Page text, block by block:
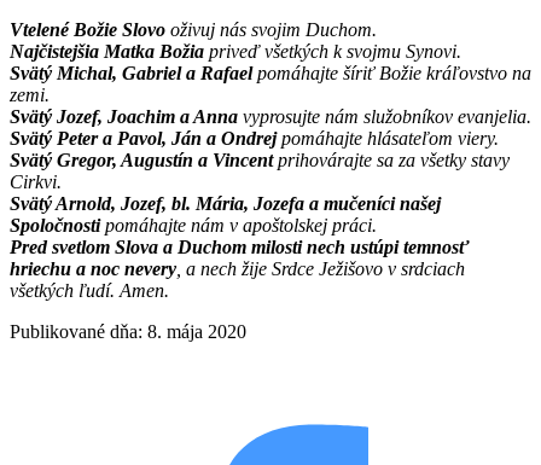
Vtelené Božie Slovo oživuj nás svojim Duchom.
Najčistejšia Matka Božia priveď všetkých k svojmu Synovi.
Svätý Michal, Gabriel a Rafaelpomáhajte šíriť Božie kráľovstvo na
zemi.
Svätý Jozef, Joachim a Anna vyprosujte nám služobníkov evanjelia.
Svätý Peter a Pavol, Ján a Ondrejpomáhajte hlásateľom viery.
Svätý Gregor, Augustín a Vincentprihovárajte sa za všetky stavy
Cirkvi.
Svätý Arnold, Jozef, bl. Mária, Jozefa a mučeníci našej
Spoločnostipomáhajte nám v apoštolskej práci.
Pred svetlom Slova a Duchom milosti nech ustúpi temnosť
hriechu a noc nevery , a nech žije Srdce Ježišovo v srdciach
všetkých ľudí. Amen.
Publikované dňa: 8. mája 2020